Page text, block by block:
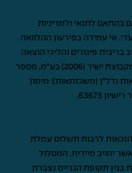
בהתאם לתנאי ולמדיניות
אי עמידה בפירעון ההלוואה
פיגורים והליכי הוצאה
לפועל. הגורם המממן: מימון ישיר מקבוצת ישיר (2006) בע"מ, מספר
בהלוואות נדל"ן (משכנתאות): מימון
63673.
הזכאות לרבות תשלום עמלת
יחויב מיידית. המסלול
בגין תקופת הגרייס נצברת